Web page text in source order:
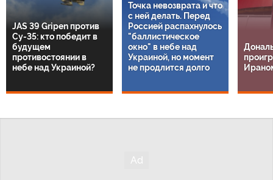
JAS 39 Gripen против
Су-35: кто победит в
будущем
противостоянии в
небе над Украиной?
Точка невозврата и что
с ней делать. Перед
Россией распахнулось
"баллистическое
окно" в небе над
Украиной, но момент
не продлится долго